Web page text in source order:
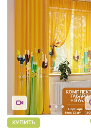
КУПИТЬ